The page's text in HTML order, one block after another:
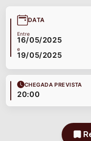
DATA
Entre
16/05/2025
e
19/05/2025
CHEGADA PREVISTA
20:00